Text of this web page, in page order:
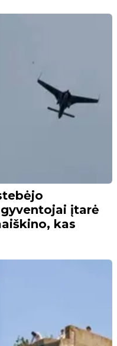
įtarė
kas